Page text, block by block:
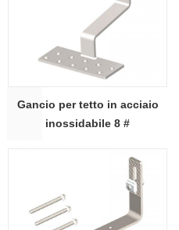
Gancio per tetto in acciaio
inossidabile 8 #